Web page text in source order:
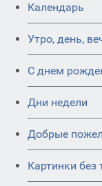
Календарь
Утро, день,
C днем
Дни недели
Добрые
Картинки без